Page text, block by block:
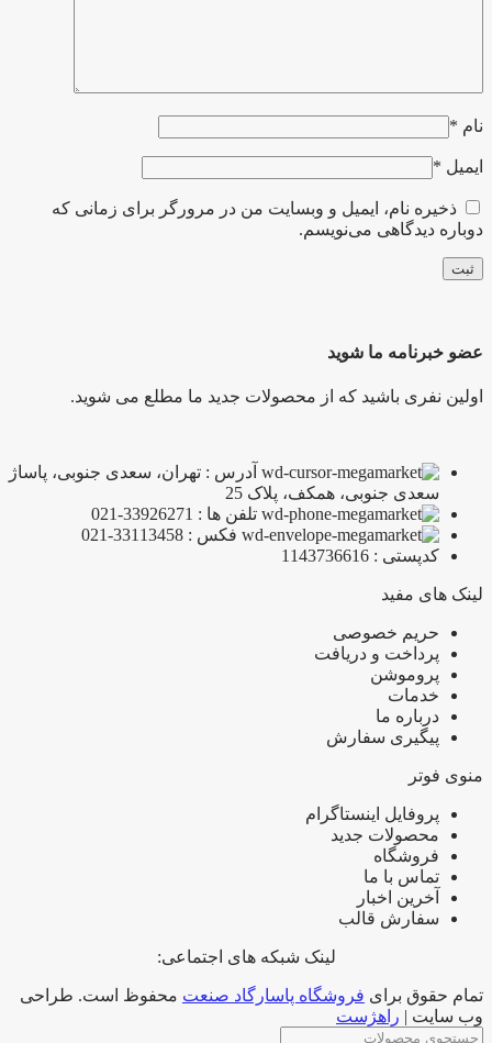
نام *
ایمیل *
ذخیره نام، ایمیل و وبسایت من در مرورگر برای زمانی که
دوباره دیدگاهی می‌نویسم.
عضو خبرنامه ما شوید
اولین نفری باشید که از محصولات جدید ما مطلع می شوید.
آدرس : تهران، سعدی جنوبی، پاساژ
سعدی جنوبی، همکف، پلاک 25
تلفن ها : 33926271-021
فکس : 33113458-021
کدپستی : 1143736616
لینک های مفید
حریم خصوصی
پرداخت و دریافت
پروموشن
خدمات
درباره ما
پیگیری سفارش
منوی فوتر
پروفایل اینستاگرام
محصولات جدید
فروشگاه
تماس با ما
آخرین اخبار
سفارش قالب
لینک شبکه های اجتماعی:
تمام حقوق برای فروشگاه پاسارگاد صنعت محفوظ است. طراحی
وب سایت | راهژست